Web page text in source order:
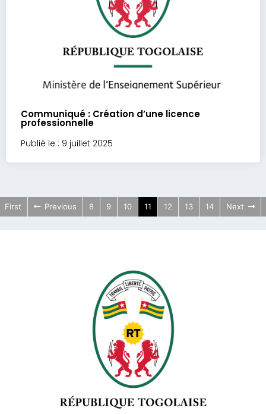
Communiqué : Création d’une licence
professionnelle
Publié le : 9 juillet 2025
First Previous 8 9 10 11 12 13 14 Next